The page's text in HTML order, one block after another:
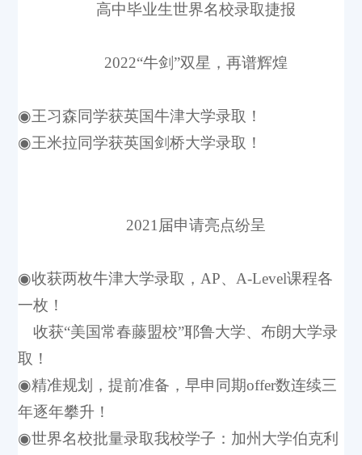
高中毕业生世界名校录取捷报
2022“牛剑”双星，再谱辉煌
◉王习森同学获英国牛津大学录取！
◉王米拉同学获英国剑桥大学录取！
2021 届申请亮点纷呈
◉收获两枚牛津大学录取，AP、A-Level课程各
一枚！
收获“美国常春藤盟校”耶鲁大学、布朗大学录
取！
◉精准规划，提前准备，早申同期offer数连续三
年逐年攀升！
◉世界名校批量录取我校学子：加州大学伯克利